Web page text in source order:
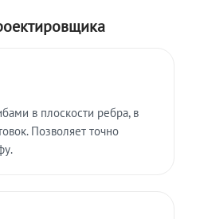
в плоскости ребра, в
Позволяет точно